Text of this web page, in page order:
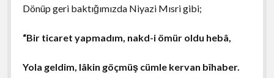
Dönüp geri baktığımızda Niyazi Mısri gibi;
“Bir ticaret yapmadım, nakd-i ömür oldu hebâ,
Yola geldim, lâkin göçmüş cümle kervan bîhaber.